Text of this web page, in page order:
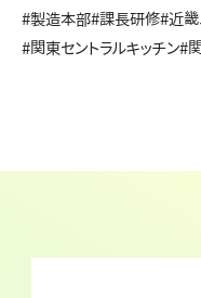
#製造本部#課長研修#近畿
#関東セントラルキッチン#